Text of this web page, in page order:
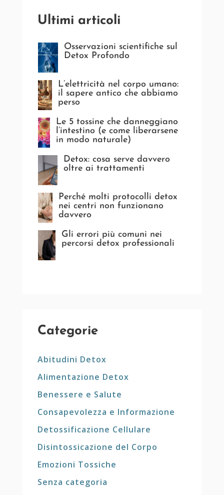
Ultimi articoli
Osservazioni scientifiche sul
Detox Profondo
L’elettricità nel corpo umano:
il sapere antico che abbiamo
perso
Le 5 tossine che danneggiano
l’intestino (e come liberarsene
in modo naturale)
Detox: cosa serve davvero
oltre ai trattamenti
Perché molti protocolli detox
nei centri non funzionano
davvero
Gli errori più comuni nei
percorsi detox professionali
Categorie
Abitudini Detox
Alimentazione Detox
Benessere e Salute
Consapevolezza e Informazione
Detossificazione Cellulare
Disintossicazione del Corpo
Emozioni Tossiche
Senza categoria